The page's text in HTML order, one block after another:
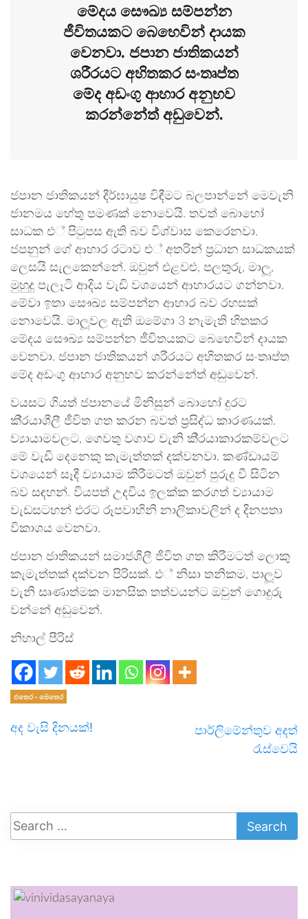
මේදය සෞඛ්‍ය සම්පන්න
ජීවිතයකට බෙහෙවින් දායක
වෙනවා. ජපාන ජාතිකයන්
ශරීරයට අහිතකර සංතෘප්ත
මේද අඩංගු ආහාර අනුභව
කරන්නේත් අඩුවෙන්.
ජපාන ජාතිකයන් දීර්ඝායුෂ විඳීමට බලපාන්නේ මෙවැනි
ජානමය හේතු පමණක් නොවෙයි. තවත් බොහෝ
සාධක එ් පිටුපස ඇති බව විශ්වාස කෙරෙනවා.
ජපනුන් ගේ ආහාර රටාව එ් අතරින් ප‍්‍රධාන සාධකයක්
ලෙසයි සැලකෙන්නේ. ඔවුන් එළවළු, පලතුරු, මාලූ,
මුහුදු පැලෑටි ආදිය වැඩි වශයෙන් ආහාරයට ගන්නවා.
මේවා ඉතා සෞඛ්‍ය සම්පන්න ආහාර බව රහසක්
නොවෙයි. මාලූවල ඇති ඔමේගා 3 නැමැති හිතකර
මේදය සෞඛ්‍ය සම්පන්න ජීවිතයකට බෙහෙවින් දායක
වෙනවා. ජපාන ජාතිකයන් ශරීරයට අහිතකර සංතෘප්ත
මේද අඩංගු ආහාර අනුභව කරන්නේත් අඩුවෙන්.
වයසට ගියත් ජපානයේ මිනිසුන් බොහෝ දුරට
කි‍්‍රයාශීලී ජීවිත ගත කරන බවත් ප‍්‍රසිද්ධ කාරණයක්.
ව්‍යායාමවලට, ගෙවතු වගාව වැනි කි‍්‍රයාකාරකම්වලට
මේ වැඩි දෙනෙකු කැමැත්තක් දක්වනවා. කණ්ඩායම්
වශයෙන් සෑදී ව්‍යායාම කිරීමටත් ඔවුන් පුරුදු වී සිටින
බව සඳහන්. වියපත් උදවිය ඉලක්ක කරගත් ව්‍යායාම
වැඩසටහන් එරට රූපවාහිනි නාලිකාවලින් ද දිනපතා
විකාශය වෙනවා.
ජපාන ජාතිකයන් සමාජශීලී ජීවිත ගත කිරීමටත් ලොකු
කැමැත්තක් දක්වන පිරිසක්. එ් නිසා තනිකම, පාලූව
වැනි සෘණාත්මක මානසික තත්වයන්ට ඔවුන් ගොදුරු
වන්නේ අඩුවෙන්.
නිහාල් පීරිස්
එතෙර - මෙතෙර
අද වැසි දිනයක්!
පාර්ලිමේන්තුව අදත්
රැස්වෙයි